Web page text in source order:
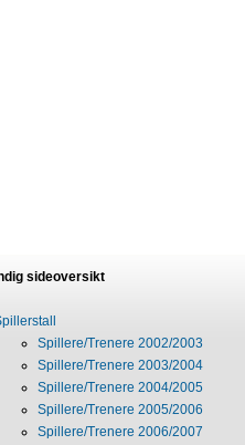
sideoversikt
Spillere/Trenere 2002/2003
Spillere/Trenere 2003/2004
Spillere/Trenere 2004/2005
Spillere/Trenere 2005/2006
Spillere/Trenere 2006/2007